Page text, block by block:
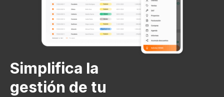
Simplifica la
gestión de tu